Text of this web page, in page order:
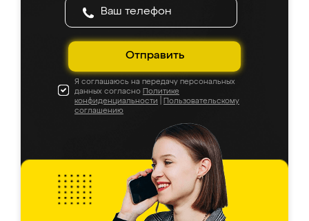
Отправить
Я соглашаюсь на передачу персональных
данных согласно Политике
конфиденциальности
Пользовательскому
соглашению